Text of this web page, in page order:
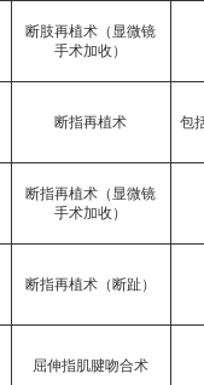
断肢再植术（显微镜
手术加收）
断指再植术 包
断指再植术（显微镜
手术加收）
断指再植术（断趾）
屈伸指肌腱吻合术